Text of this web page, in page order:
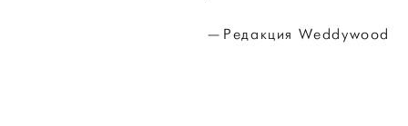
Редакция Weddywood